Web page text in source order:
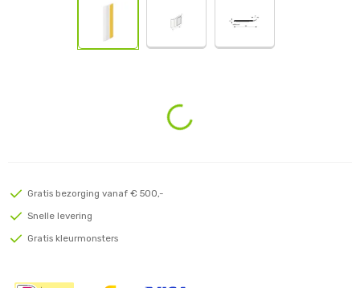
Loading...
Gratis bezorging vanaf € 500,-
Snelle levering
Gratis kleurmonsters